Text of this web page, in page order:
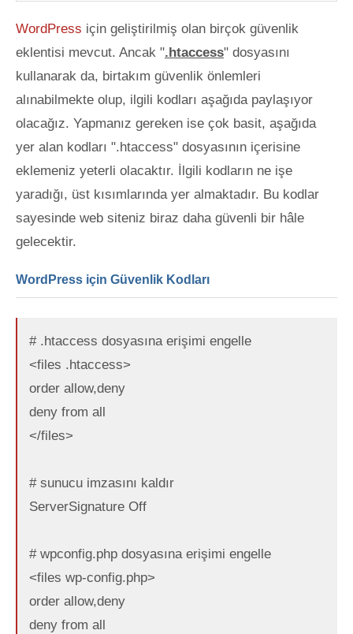
WordPress için geliştirilmiş olan birçok güvenlik
eklentisi mevcut. Ancak ".htaccess" dosyasını
kullanarak da, birtakım güvenlik önlemleri
alınabilmekte olup, ilgili kodları aşağıda paylaşıyor
olacağız. Yapmanız gereken ise çok basit, aşağıda
yer alan kodları ".htaccess" dosyasının içerisine
eklemeniz yeterli olacaktır. İlgili kodların ne işe
yaradığı, üst kısımlarında yer almaktadır. Bu kodlar
sayesinde web siteniz biraz daha güvenli bir hâle
gelecektir.
WordPress için Güvenlik Kodları
# .htaccess dosyasına erişimi engelle
<files .htaccess>
order allow,deny
deny from all
</files>
# sunucu imzasını kaldır
ServerSignature Off
# wpconfig.php dosyasına erişimi engelle
<files wp-config.php>
order allow,deny
deny from all